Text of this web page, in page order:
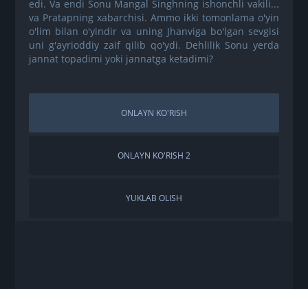
edi. Va endi Sonu Mangal Singhning ishonchli vakili...
va Pratapning xabarchisi. Ammo ikki tomonlama o'yin
o'lim bilan o'yindir va uning Jhanviga bo'lgan sevgisi
uni g'ayrioddiy zaif qilib qo'ydi. Dehlilik Sonu yerda
jannat topadimi yoki jannatga ketadimi?
ONLAYN KO'RISH
ONLAYN KO'RISH 2
YUKLAB OLISH